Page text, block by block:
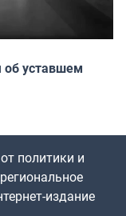
об уставшем
политики и
издание